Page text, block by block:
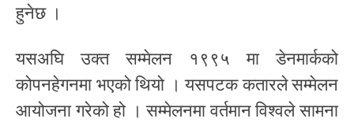
हुनेछ ।
यसअघि उक्त सम्मेलन १९९५ मा डेनमार्कको
कोपनहेगनमा भएको थियो । यसपटक कतारले सम्मेलन
आयोजना गरेको हो । सम्मेलनमा वर्तमान विश्वले सामना